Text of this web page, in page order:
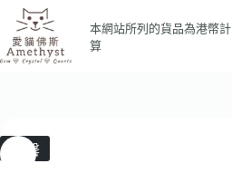
本網站所列的貨品為港幣計
算
售罄